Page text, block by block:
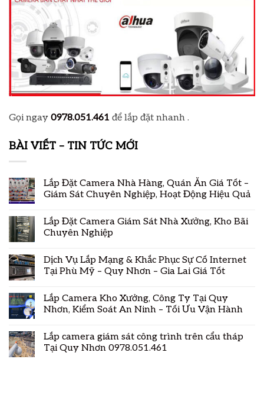
Gọi ngay 0978.051.461 để lắp đặt nhanh .
BÀI VIẾT – TIN TỨC MỚI
Lắp Đặt Camera Nhà Hàng, Quán Ăn Giá Tốt –
Giám Sát Chuyên Nghiệp, Hoạt Động Hiệu Quả
Lắp Đặt Camera Giám Sát Nhà Xưởng, Kho Bãi
Chuyên Nghiệp
Dịch Vụ Lắp Mạng & Khắc Phục Sự Cố Internet
Tại Phù Mỹ – Quy Nhơn – Gia Lai Giá Tốt
Lắp Camera Kho Xưởng, Công Ty Tại Quy
Nhơn, Kiểm Soát An Ninh – Tối Ưu Vận Hành
Lắp camera giám sát công trình trên cẩu tháp
Tại Quy Nhơn 0978.051.461